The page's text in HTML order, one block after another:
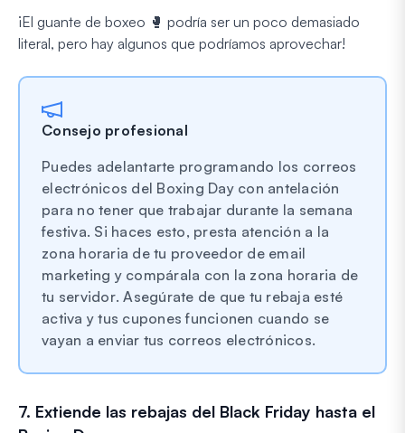
¡El guante de boxeo 🥊 podría ser un poco demasiado
literal, pero hay algunos que podríamos aprovechar!
Consejo profesional
Puedes adelantarte programando los correos
electrónicos del Boxing Day con antelación
para no tener que trabajar durante la semana
festiva. Si haces esto, presta atención a la
zona horaria de tu proveedor de email
marketing y compárala con la zona horaria de
tu servidor. Asegúrate de que tu rebaja esté
activa y tus cupones funcionen cuando se
vayan a enviar tus correos electrónicos.
7. Extiende las rebajas del Black Friday hasta el